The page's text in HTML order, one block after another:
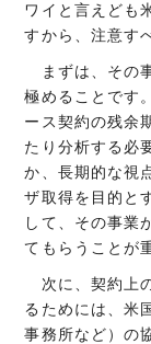
ワイと言えども
すから、注意す
まずは、その
極めることです
ース契約の残余
たり分析する必
か、長期的な視
ザ取得を目的と
して、その事業
てもらうことが
次に、契約上
るためには、米
事務所など）の